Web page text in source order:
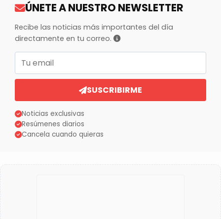
ÚNETE A NUESTRO NEWSLETTER
Recibe las noticias más importantes del día
directamente en tu correo.
Correo electrónico
SUSCRIBIRME
Noticias exclusivas
Resúmenes diarios
Cancela cuando quieras